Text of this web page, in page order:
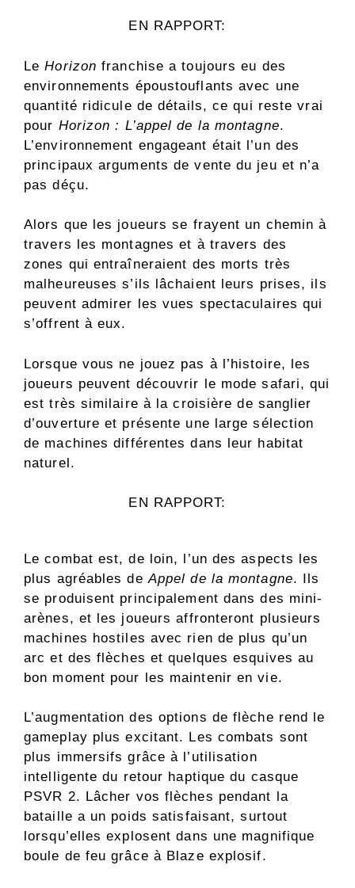
EN RAPPORT:
LeHorizonfranchise a toujours eu des
environnements époustouflants avec une
quantité ridicule de détails, ce qui reste vrai
pour Horizon : L’appel de la montagne.
L’environnement engageant était l’un des
principaux arguments de vente du jeu et n’a
pas déçu.
Alors que les joueurs se frayent un chemin à
travers les montagnes et à travers des
zones qui entraîneraient des morts très
malheureuses s’ils lâchaient leurs prises, ils
peuvent admirer les vues spectaculaires qui
s’offrent à eux.
Lorsque vous ne jouez pas à l’histoire, les
joueurs peuvent découvrir le mode safari, qui
est très similaire à la croisière de sanglier
d’ouverture et présente une large sélection
de machines différentes dans leur habitat
naturel.
EN RAPPORT:
Le combat est, de loin, l’un des aspects les
plus agréables deAppel de la montagne. Ils
se produisent principalement dans des mini-
arènes, et les joueurs affronteront plusieurs
machines hostiles avec rien de plus qu’un
arc et des flèches et quelques esquives au
bon moment pour les maintenir en vie.
L’augmentation des options de flèche rend le
gameplay plus excitant. Les combats sont
plus immersifs grâce à l’utilisation
intelligente du retour haptique du casque
PSVR 2. Lâcher vos flèches pendant la
bataille a un poids satisfaisant, surtout
lorsqu’elles explosent dans une magnifique
boule de feu grâce à Blaze explosif.